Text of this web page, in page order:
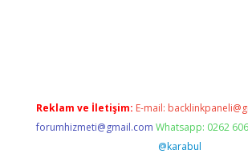
Reklam ve İletişim: E-mail:
forumhizmeti@gmail.com Whatsapp: 0262
@karabul